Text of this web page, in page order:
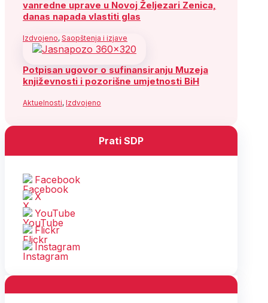
vanredne uprave u Novoj Željezari Zenica,
danas napada vlastiti glas
Izdvojeno, Saopštenja i izjave
Potpisan ugovor o sufinansiranju Muzeja
književnosti i pozorišne umjetnosti BiH
Aktuelnosti, Izdvojeno
Prati SDP
Facebook
X
YouTube
Flickr
Instagram